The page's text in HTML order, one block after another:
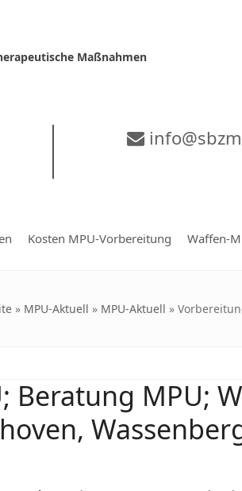
Maßnahmen
Kosten MPU-Vorbereitung Waffen-
» MPU-Aktuell » MPU-Aktuell »
Beratung MPU;